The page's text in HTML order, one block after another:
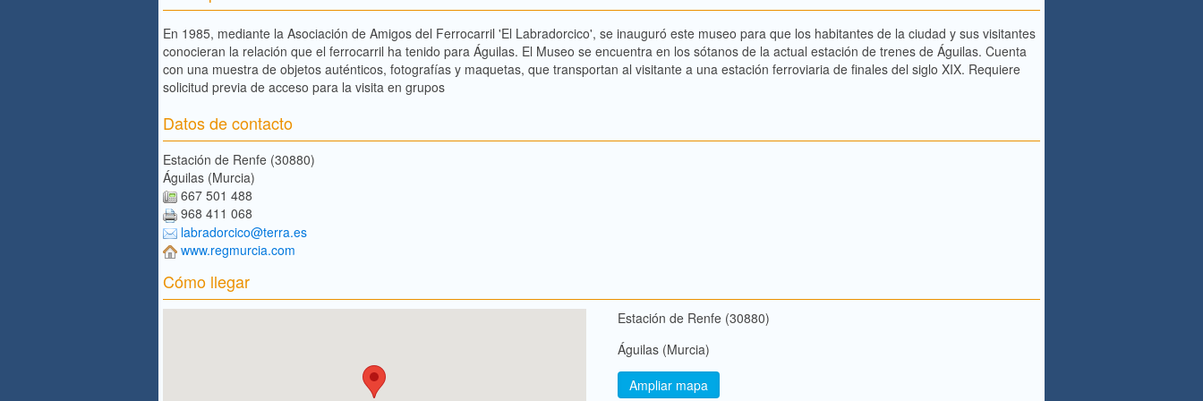
En 1985, mediante la Asociación de Amigos del Ferrocarril 'El Labradorcico', se inauguró este museo para que los habitantes de la ciudad y sus visitantes
conocieran la relación que el ferrocarril ha tenido para Águilas. El Museo se encuentra en los sótanos de la actual estación de trenes de Águilas. Cuenta
con una muestra de objetos auténticos, fotografías y maquetas, que transportan al visitante a una estación ferroviaria de finales del siglo XIX. Requiere
solicitud previa de acceso para la visita en grupos
Datos de contacto
Estación de Renfe (30880)
Águilas (Murcia)
667 501 488
968 411 068
labradorcico@terra.es
www.regmurcia.com
Cómo llegar
Estación de Renfe (30880)
Águilas (Murcia)
Ampliar mapa